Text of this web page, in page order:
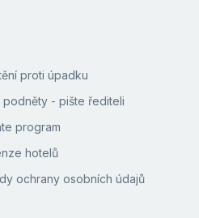
proti úpadku
podněty - pište řediteli
program
hotelů
ochrany osobních údajů